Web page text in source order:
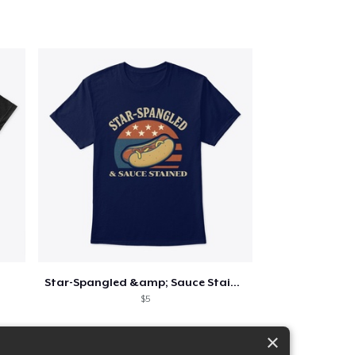
Star-Spangled &amp; Sauce Stained
$5
×